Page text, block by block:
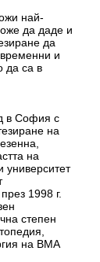
най-
да даде и
да
и
да са в
в София с
на
на
университет
1998 г.
степен
на ВМА